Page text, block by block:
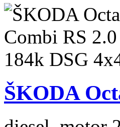
ŠKODA